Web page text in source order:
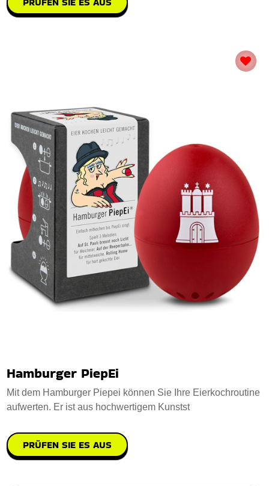
Hamburger PiepEi
Mit dem Hamburger Piepei können Sie Ihre Eierkochroutine
aufwerten. Er ist aus hochwertigem Kunstst
PRÜFEN SIE ES AUS